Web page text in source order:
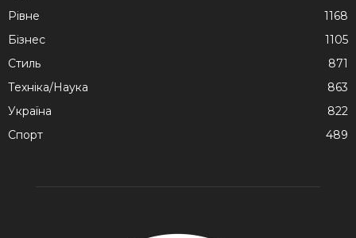
Рівне
1168
Бізнес
1105
Стиль
871
Техніка/Наука
863
Україна
822
Спорт
489